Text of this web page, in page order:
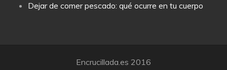
Dejar de comer pescado: qué ocurre en tu cuerpo
Encrucillada.es 2016